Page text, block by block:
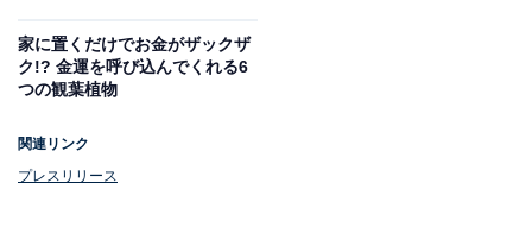
家に置くだけでお金がザックザ
ク!? 金運を呼び込んでくれる6
つの観葉植物
関連リンク
プレスリリース